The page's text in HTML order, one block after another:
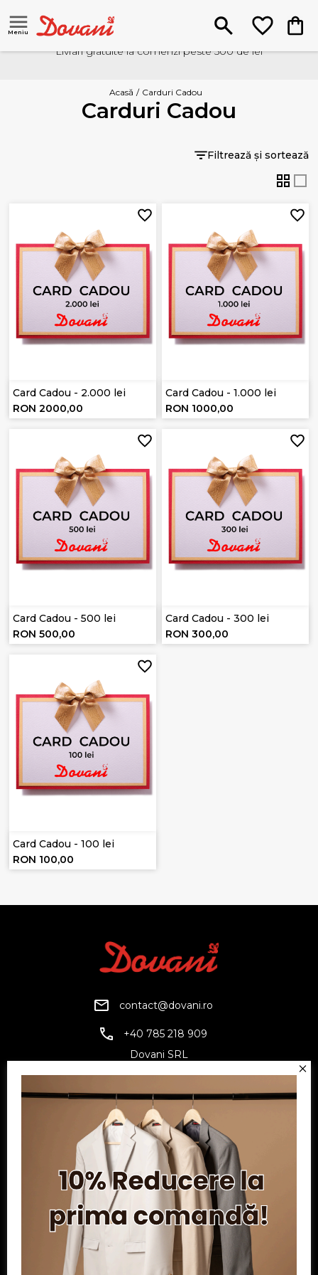
Meniu
Livrari gratuite la comenzi peste 500 de lei
Acasă / Carduri Cadou
Carduri Cadou
Filtrează și sortează
Card Cadou - 2.000 lei
RON 2000,00
Card Cadou - 1.000 lei
RON 1000,00
Card Cadou - 500 lei
RON 500,00
Card Cadou - 300 lei
RON 300,00
Card Cadou - 100 lei
RON 100,00
contact@dovani.ro
+40 785 218 909
Dovani SRL
Facebook
TwitterYouTube
Informatii
Contul meu
Serviciu clienți